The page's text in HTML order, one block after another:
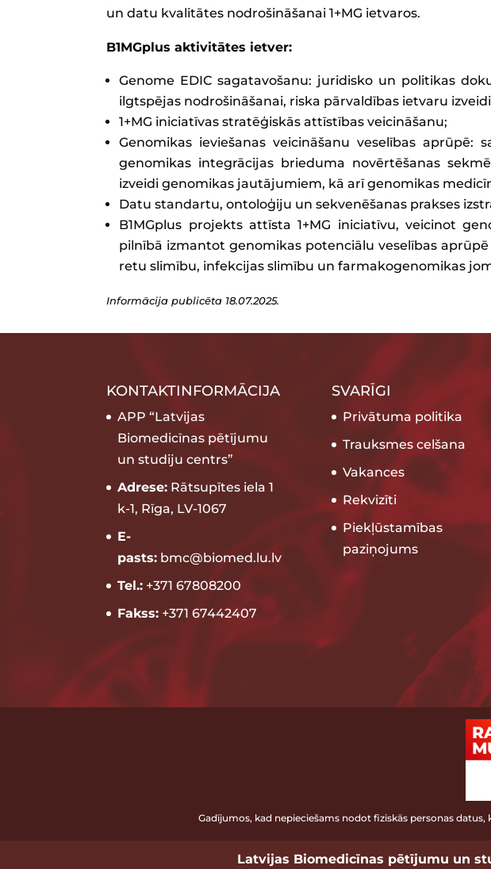
un datu kvalitātes nodrošināšanai 1+MG ietvaros.
B1MGplus aktivitātes ietver:
Genome EDIC sagatavošanu: juridisko un politikas
ilgtspējas nodrošināšanai, riska pārvaldības ietvaru
1+MG iniciatīvas stratēģiskās attīstības veicināšanu;
Genomikas ieviešanas veicināšanu veselības aprūpē:
genomikas integrācijas brieduma novērtēšanas
izveidi genomikas jautājumiem, kā arī genomikas
Datu standartu, ontoloģiju un sekvenēšanas prakses
B1MGplus projekts attīsta 1+MG iniciatīvu, veicinot
pilnībā izmantot genomikas potenciālu veselības
retu slimību, infekcijas slimību un farmakogenomikas
Informācija publicēta 18.07.2025.
KONTAKTINFORMĀCIJA
APP “Latvijas
Biomedicīnas pētījumu
un studiju centrs”
Adrese: Rātsupītes iela 1
k-1, Rīga, LV-1067
E-
pasts: bmc@biomed.lu.lv
Tel.: +371 67808200
Fakss: +371 67442407
SVARĪGI
Privātuma politika
Trauksmes celšana
Vakances
Rekvizīti
Piekļūstamības
paziņojums
Gadījumos, kad nepieciešams nodot fiziskās personas
Latvijas Biomedicīnas pētījumu un